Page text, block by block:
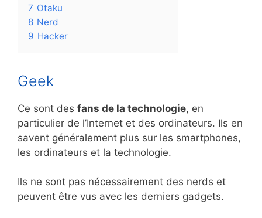
7 Otaku
8 Nerd
9 Hacker
Geek
Ce sont des fans de la technologie, en
particulier de l’Internet et des ordinateurs. Ils en
savent généralement plus sur les smartphones,
les ordinateurs et la technologie.
Ils ne sont pas nécessairement des nerds et
peuvent être vus avec les derniers gadgets.